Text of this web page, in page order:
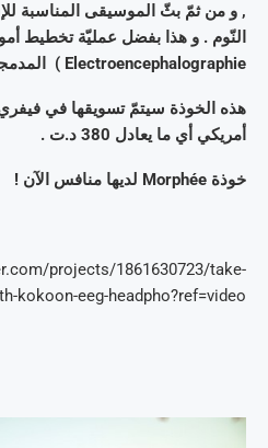
, و من ثمّ بثّ الموسيقى المناسبة
النّوم . و هذا بفضل عمليّة تخطيط
Electroencephalographie ) المدمجة فيها .
أمريكي أي ما يعادل 380 د.ت .
خوذة Morphée لديها منافس الآن !
projects/1861630723/take-
kokoon-eeg-headpho?ref=video